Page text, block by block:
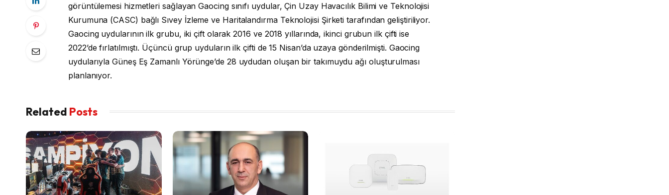
görüntülemesi hizmetleri sağlayan Gaocing sınıfı uydular, Çin Uzay Havacılık Bilimi ve Teknolojisi
Kurumuna (CASC) bağlı Sıvey İzleme ve Haritalandırma Teknolojisi Şirketi tarafından geliştiriliyor.
Gaocing uydularının ilk grubu, iki çift olarak 2016 ve 2018 yıllarında, ikinci grubun ilk çifti ise
2022’de fırlatılmıştı. Üçüncü grup uyduların ilk çifti de 15 Nisan’da uzaya gönderilmişti. Gaocing
uydularıyla Güneş Eş Zamanlı Yörünge’de 28 uydudan oluşan bir takımuydu ağı oluşturulması
planlanıyor.
Related Posts